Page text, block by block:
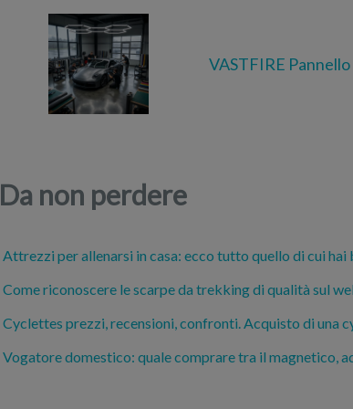
VASTFIRE
Da non perdere
Attrezzi per allenarsi in casa: ecco tutto quello di cui hai
Come riconoscere le scarpe da trekking di qualità sul
Cyclettes prezzi, recensioni, confronti. Acquisto di una
Vogatore domestico: quale comprare tra il magnetico,